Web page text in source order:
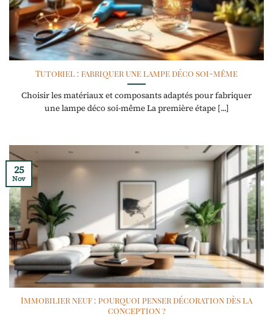
Tutoriel : fabriquer une lampe déco soi-même
Choisir les matériaux et composants adaptés pour fabriquer
une lampe déco soi-même La première étape [...]
Immobilier neuf : pourquoi penser décoration dès la
conception ?
25
Nov